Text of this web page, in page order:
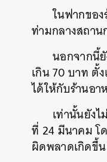
ในฟากขอ
ท่ามกลางสถา
นอกจากนี้
เกิน 70 บาท ตั้
ได้ให้กับร้านอา
เท่านั้นยัง
ที่ 24 มีนาคม โ
ผิดพลาดเกิดขึ้